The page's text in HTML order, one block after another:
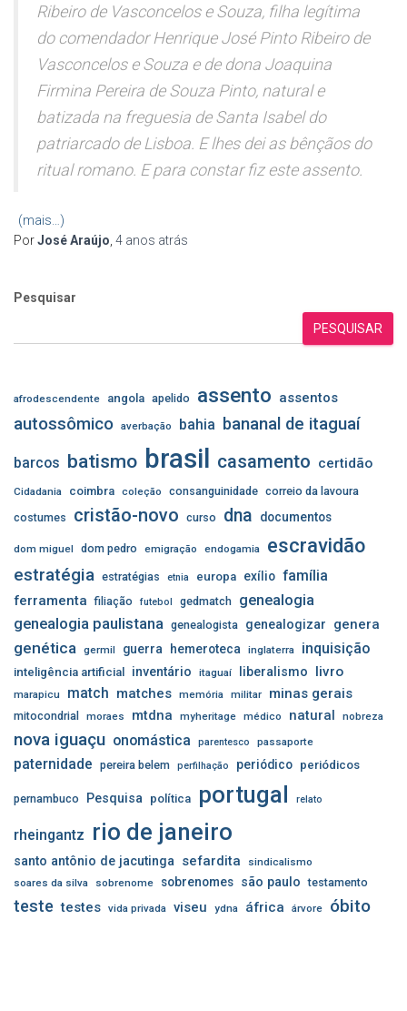
Ribeiro de Vasconcelos e Souza, filha legítima
do comendador Henrique José Pinto Ribeiro de
Vasconcelos e Souza e de dona Joaquina
Firmina Pereira de Souza Pinto, natural e
batizada na freguesia de Santa Isabel do
patriarcado de Lisboa. E lhes dei as bênçãos do
ritual romano. E para constar fiz este assento.
(mais…)
PorJosé Araújo 4 anos atrás
Pesquisar
PESQUISAR
afrodescendente angola apelido assento assentos
autossômico averbação bahia bananal de itaguaí
barcos batismo brasil casamento certidão
Cidadania coimbra coleção consanguinidade correio da lavoura
costumes
cristão-novo curso dna documentos
dom miguel dom pedro emigração endogamia escravidão
estratégia estratégias etnia europa exílio família
ferramenta filiação futebol gedmatch genealogia
genealogia paulistana genealogista genealogizar genera
genética germil guerra hemeroteca inglaterra inquisição
inteligência artificial inventário itaguaí liberalismo livro
marapicu match matches memória militar minas gerais
mitocondrial moraes mtdna myheritage médico natural nobreza
nova iguaçu onomástica parentesco passaporte
paternidade pereira belem perfilhação periódico periódicos
pernambuco Pesquisa política portugal relato
rheingantz rio de janeiro
santo antônio de jacutinga sefardita
sindicalismo
soares da silva
sobrenome sobrenomes são paulo testamento
teste testes vida privada viseu ydna áfrica árvore óbito